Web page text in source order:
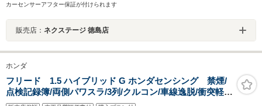
カーセンサーアフター保証が付けられます
販売店： ネクステージ 徳島店
ホンダ
フリード 1.5 ハイブリッド G ホンダセンシング 禁煙/
点検記録簿/両側パワスラ/3列/クルコン/車線逸脱/衝突軽
減/Bカメ/ドラレコ/ETC/LED